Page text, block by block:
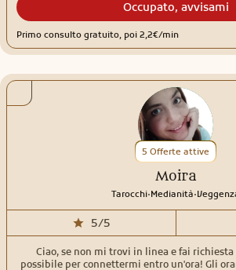
Occupato, avvisami
Primo consulto gratuito, poi 2,2€/min
5 Offerte attive
Moira
Tarocchi.Medianità.
5/5
Ciao, se non mi trovi in linea e fai richiesta
possibile per connettermi entro un'ora! Gli